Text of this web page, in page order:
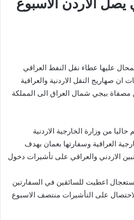
يصل الأردن الأسبوع
عليها عطاء نقل النفط العراقي
ان صهاريج النقل الاردنية والعراقية
مصفاة بيجي شمال العراق الى المملكة
من وزارة الخارجية الاردنية
العراقية وسفارتها بعمان بهدف
الاردني والعراقي على تأشيرات دخول
اعطيت للسائقين في السفارتين
الاحتصال على التأشيرات منتصف الاسبوع